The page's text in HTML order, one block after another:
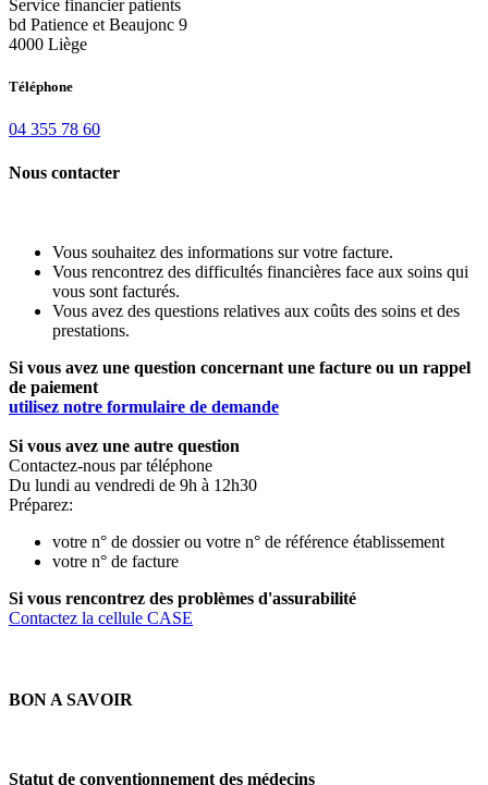
Service financier patients
bd Patience et Beaujonc 9
4000 Liège
Téléphone
04 355 78 60
Nous contacter
Vous souhaitez des informations sur votre facture.
Vous rencontrez des difficultés financières face aux soins qui
vous sont facturés.
Vous avez des questions relatives aux coûts des soins et des
prestations.
Si vous avez une question concernant une facture ou un rappel
de paiement
utilisez notre formulaire de demande
Si vous avez une autre question
Contactez-nous par téléphone
Du lundi au vendredi de 9h à 12h30
Préparez:
votre n° de dossier ou votre n° de référence établissement
votre n° de facture
Si vous rencontrez des problèmes d'assurabilité
Contactez la cellule CASE
BON A SAVOIR
Statut de conventionnement des médecins